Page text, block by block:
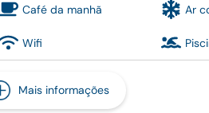
Café da manhã Ar
Wifi
Mais informações